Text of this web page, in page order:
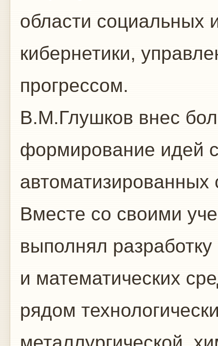
области социальных
кибернетики,
прогрессом.
В.М.Глушков внес
формирование идей
автоматизированных
Вместе со своими
выполнял
и математических
рядом